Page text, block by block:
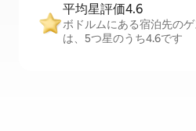
平均星評価4.6
ボドルムにある宿泊先の
は、5つ星のうち4.6です